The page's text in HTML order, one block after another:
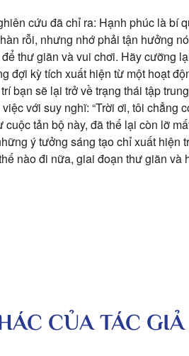
cứu đã chỉ ra: Hạnh phúc là bí
rỗi, nhưng nhớ phải tận hưởng
thư giãn và vui chơi. Hãy cưỡng
đợi kỳ tích xuất hiện từ một hoạt
bạn sẽ lại trở về trạng thái tập
với suy nghĩ: “Trời ơi, tôi chẳng
cuộc tản bộ này, đã thế lại còn lỡ
ý tưởng sáng tạo chỉ xuất
nào đi nữa, giai đoạn thư giãn
CỦA TÁC GIẢ